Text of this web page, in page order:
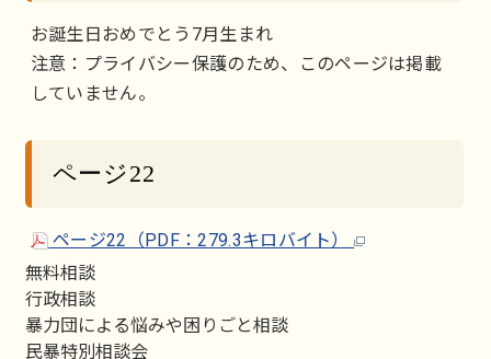
お誕生日おめでとう7月生まれ
注意：プライバシー保護のため、このページは掲載
していません。
ページ22
ページ22（PDF：279.3キロバイト）
無料相談
行政相談
暴力団による悩みや困りごと相談
民暴特別相談会